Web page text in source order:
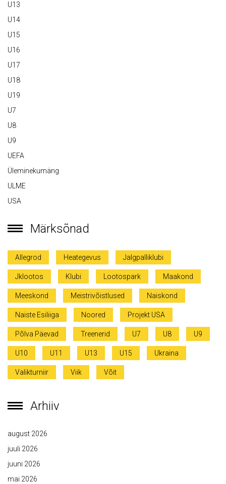
U13
U14
U15
U16
U17
U18
U19
U7
U8
U9
UEFA
Üleminekumäng
ULME
USA
Märksõnad
Allegrod Heategevus Jalgpalliklubi
Jklootos Klubi Lootospark Maakond
Meeskond Meistrivõistlused Naiskond
Naiste Esiliiga Noored Projekt USA
Põlva Päevad Treenerid U7 U8 U9
U10 U11 U13 U15 Ukraina
Valikturniir Viik Võit
Arhiiv
august 2026
juuli 2026
juuni 2026
mai 2026